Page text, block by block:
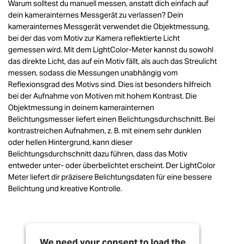
Warum solltest du manuell messen, anstatt dich einfach auf
dein kamerainternes Messgerät zu verlassen? Dein
kamerainternes Messgerät verwendet die Objektmessung,
bei der das vom Motiv zur Kamera reflektierte Licht
gemessen wird. Mit dem LightColor-Meter kannst du sowohl
das direkte Licht, das auf ein Motiv fällt, als auch das Streulicht
messen, sodass die Messungen unabhängig vom
Reflexionsgrad des Motivs sind. Dies ist besonders hilfreich
bei der Aufnahme von Motiven mit hohem Kontrast. Die
Objektmessung in deinem kamerainternen
Belichtungsmesser liefert einen Belichtungsdurchschnitt. Bei
kontrastreichen Aufnahmen, z. B. mit einem sehr dunklen
oder hellen Hintergrund, kann dieser
Belichtungsdurchschnitt dazu führen, dass das Motiv
entweder unter- oder überbelichtet erscheint. Der LightColor
Meter liefert dir präzisere Belichtungsdaten für eine bessere
Belichtung und kreative Kontrolle.